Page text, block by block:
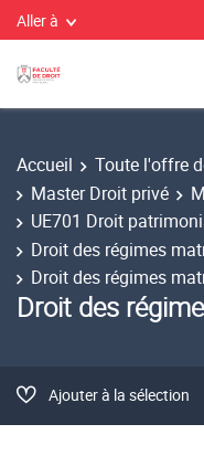
Aller à
Accueil Toute l'offre
Master Droit privé
UE701 Droit
Droit des régimes
Droit des régimes
Droit des
Ajouter à la sélection